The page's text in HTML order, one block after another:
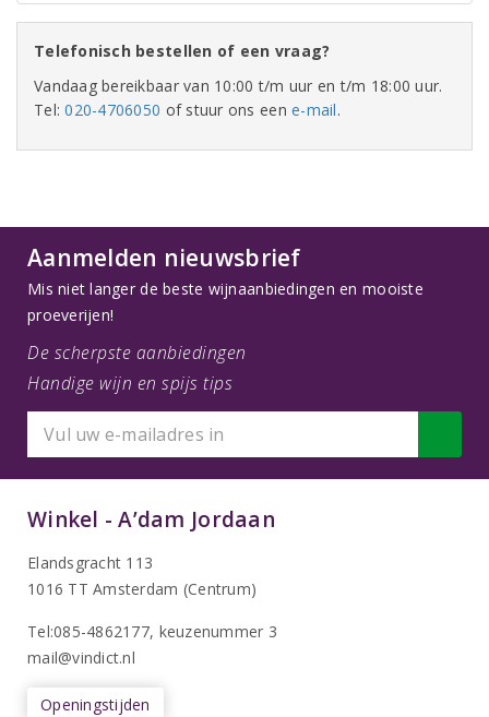
Telefonisch bestellen of een vraag?
Vandaag bereikbaar van 10:00 t/m uur en t/m 18:00 uur.
Tel:020-4706050 of stuur ons eene-mail.
Aanmelden nieuwsbrief
Mis niet langer de beste wijnaanbiedingen en mooiste
proeverijen!
De scherpste aanbiedingen
Handige wijn en spijs tips
Winkel - A’dam Jordaan
Elandsgracht 113
1016 TT Amsterdam (Centrum)
Tel:085-4862177, keuzenummer 3
mail@vindict.nl
Openingstijden